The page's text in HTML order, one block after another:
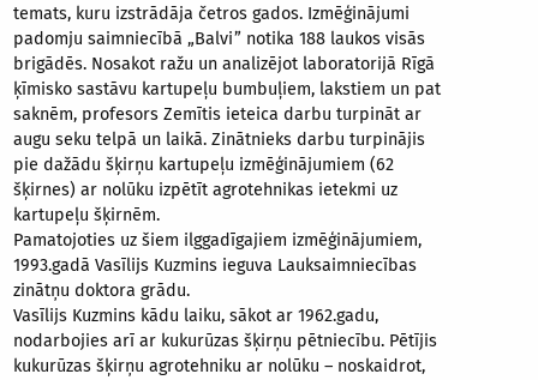
temats, kuru izstrādāja četros gados. Izmēģinājumi
padomju saimniecībā „Balvi” notika 188 laukos visās
brigādēs. Nosakot ražu un analizējot laboratorijā Rīgā
ķīmisko sastāvu kartupeļu bumbuļiem, lakstiem un pat
saknēm, profesors Zemītis ieteica darbu turpināt ar
augu seku telpā un laikā. Zinātnieks darbu turpinājis
pie dažādu šķirņu kartupeļu izmēģinājumiem (62
šķirnes) ar nolūku izpētīt agrotehnikas ietekmi uz
kartupeļu šķirnēm.
Pamatojoties uz šiem ilggadīgajiem izmēģinājumiem,
1993.gadā Vasīlijs Kuzmins ieguva Lauksaimniecības
zinātņu doktora grādu.
Vasīlijs Kuzmins kādu laiku, sākot ar 1962.gadu,
nodarbojies arī ar kukurūzas šķirņu pētniecību. Pētījis
kukurūzas šķirņu agrotehniku ar nolūku – noskaidrot,